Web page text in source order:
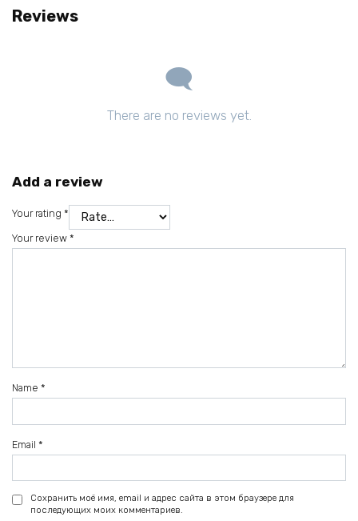
Reviews
There are no reviews yet.
Add a review
Your rating *
Your review *
Name *
Email *
Сохранить моё имя, email и адрес сайта в этом браузере для
последующих моих комментариев.